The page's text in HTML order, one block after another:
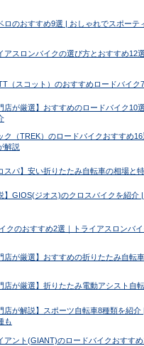
ロのおすすめ9選 | おしゃれでスポーテ
アスロンバイクの選び方とおすすめ12選
（スコット）のおすすめロードバイク
店が厳選】おすすめのロードバイク10
ク（TREK）のロードバイクおすすめ
解説
スパ】安い折りたたみ自転車の相場と
】GIOS(ジオス)のクロスバイクを紹介
クのおすすめ2選｜トライアスロンバ
店が厳選】おすすめの折りたたみ自転
店が厳選】折りたたみ電動アシスト自
店が解説】スポーツ自転車8種類を紹
も
アント(GIANT)のロードバイクおすす